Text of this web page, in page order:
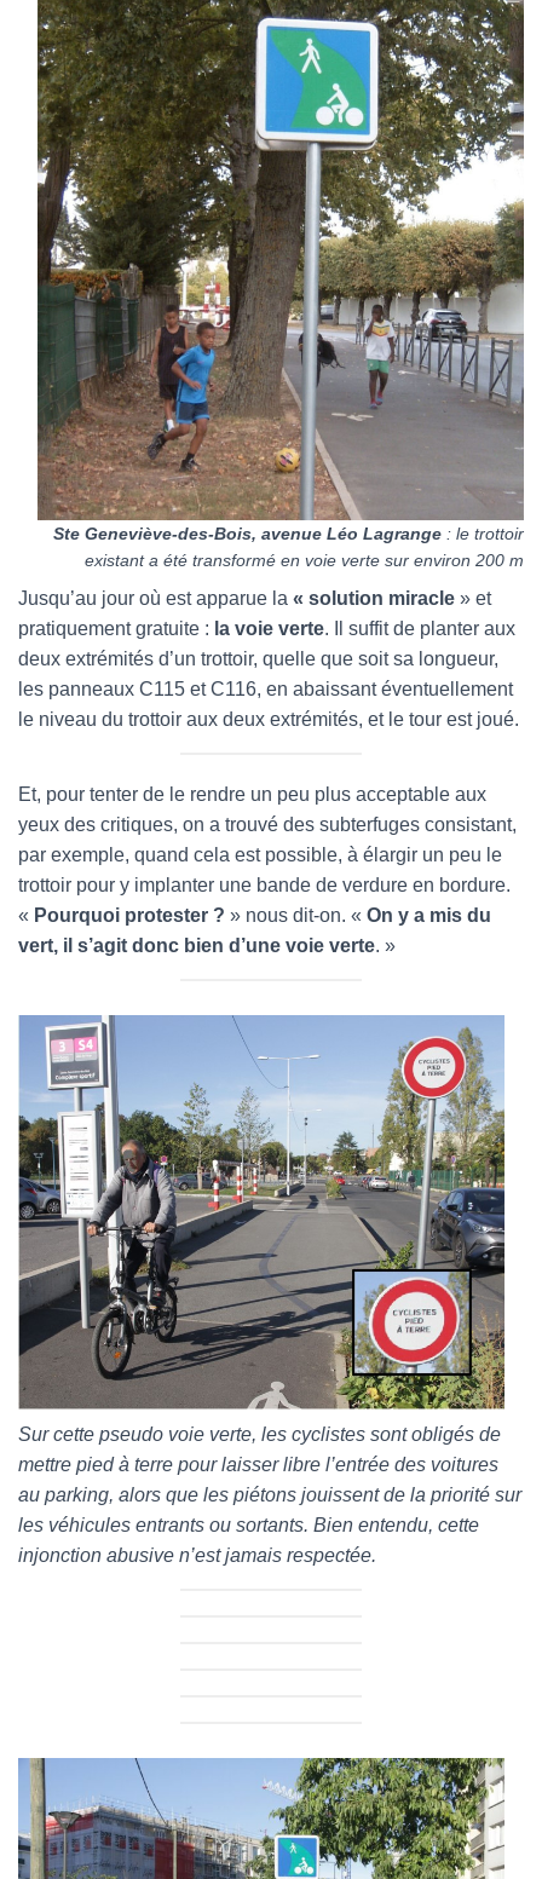
Ste Geneviève-des-Bois, avenue Léo Lagrange : le trottoir
existant a été transformé en voie verte sur environ 200 m
Jusqu’au jour où est apparue la « solution miracle » et
pratiquement gratuite : la voie verte. Il suffit de planter aux
deux extrémités d’un trottoir, quelle que soit sa longueur,
les panneaux C115 et C116, en abaissant éventuellement
le niveau du trottoir aux deux extrémités, et le tour est joué.
Et, pour tenter de le rendre un peu plus acceptable aux
yeux des critiques, on a trouvé des subterfuges consistant,
par exemple, quand cela est possible, à élargir un peu le
trottoir pour y implanter une bande de verdure en bordure.
« Pourquoi protester ? » nous dit-on. « On y a mis du
vert, il s’agit donc bien d’une voie verte. »
Sur cette pseudo voie verte, les cyclistes sont obligés de
mettre pied à terre pour laisser libre l’entrée des voitures
au parking, alors que les piétons jouissent de la priorité sur
les véhicules entrants ou sortants. Bien entendu, cette
injonction abusive n’est jamais respectée.